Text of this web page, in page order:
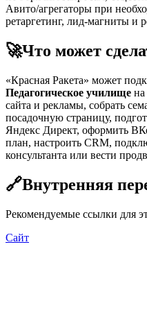
Авито/агрегаторы при
ретаргетинг, лид-магниты и
🚀Что может
«Красная Ракета» может
Педагогическое училище на
сайта и рекламы, собрать
посадочную страницу,
Яндекс Директ, оформить
план, настроить CRM,
консультанта или вести
🔗Внутренняя
Рекомендуемые ссылки для
Сайт